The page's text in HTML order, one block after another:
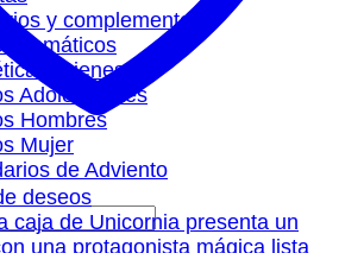
y complementos
Temáticos
y Bienestar
Adolescentes
Hombres
Mujer
de Adviento
deseos